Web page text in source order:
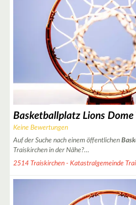
Basketballplatz Lions Dome
Keine Bewertungen
Auf der Suche nach einem öffentlichen
Traiskirchen in der Nähe?…
2514 Traiskirchen - Katastralgemeinde